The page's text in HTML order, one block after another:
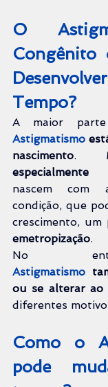
O
Congênito
Tempo?
Astigmatismo
nascimento
nascem com
condição, que
emetropização.
Astigmatismo
ou se alterar ao
diferentes
Como o
pode